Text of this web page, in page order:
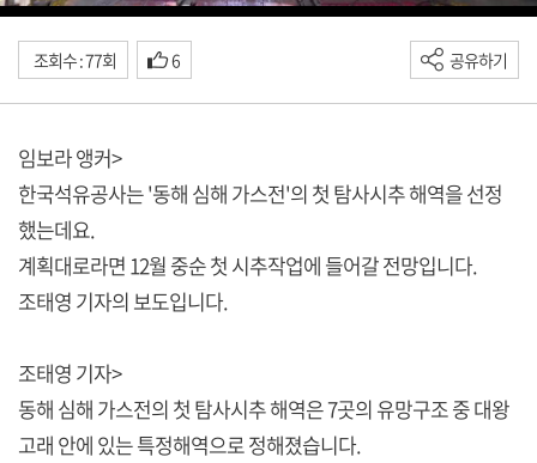
조회수 : 77회 6 공유하기
임보라 앵커>
한국석유공사는 '동해 심해 가스전'의 첫 탐사시추 해역을 선정
했는데요.
계획대로라면 12월 중순 첫 시추작업에 들어갈 전망입니다.
조태영 기자의 보도입니다.
조태영 기자>
동해 심해 가스전의 첫 탐사시추 해역은 7곳의 유망구조 중 대왕
고래 안에 있는 특정해역으로 정해졌습니다.